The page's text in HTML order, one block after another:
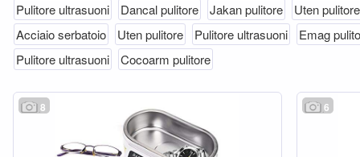
Pulitore ultrasuoni
Dancal pulitore Jakan pulitore
Uten pulitore
Acciaio serbatoio
Uten pulitore Pulitore ultrasuoni
Emag
Pulitore ultrasuoni
Cocoarm pulitore
8 6